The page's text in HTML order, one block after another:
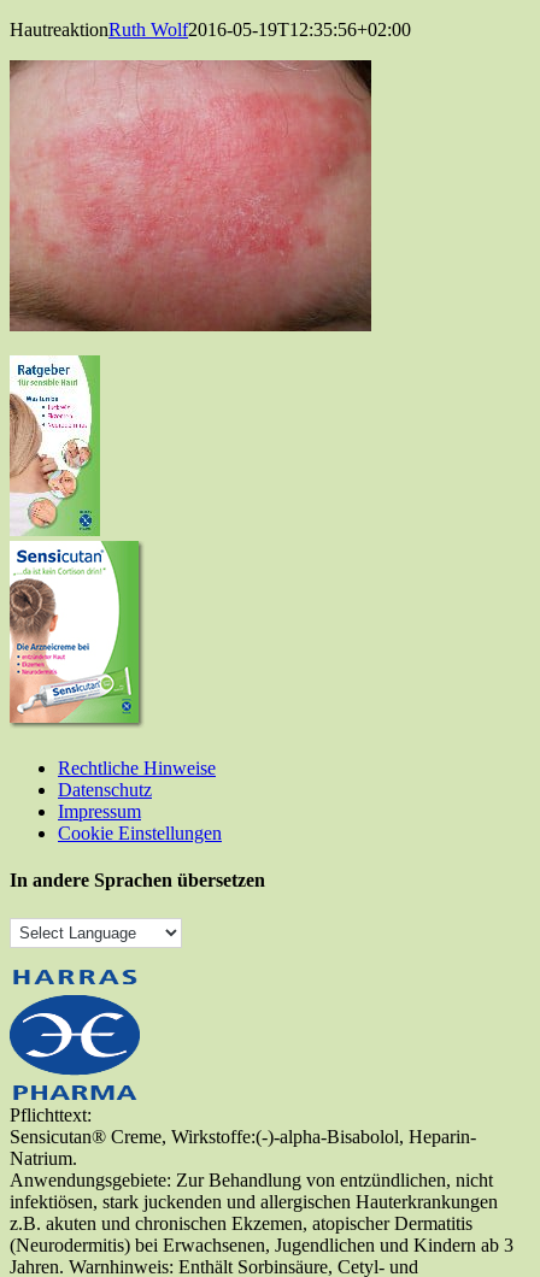
HautreaktionRuth Wolf2016-05-19T12:35:56+02:00
Rechtliche Hinweise
Datenschutz
Impressum
Cookie Einstellungen
In andere Sprachen übersetzen
Pflichttext:
Sensicutan® Creme, Wirkstoffe:(-)-alpha-Bisabolol, Heparin-
Natrium.
Anwendungsgebiete: Zur Behandlung von entzündlichen, nicht
infektiösen, stark juckenden und allergischen Hauterkrankungen
z.B. akuten und chronischen Ekzemen, atopischer Dermatitis
(Neurodermitis) bei Erwachsenen, Jugendlichen und Kindern ab 3
Jahren. Warnhinweis: Enthält Sorbinsäure, Cetyl- und